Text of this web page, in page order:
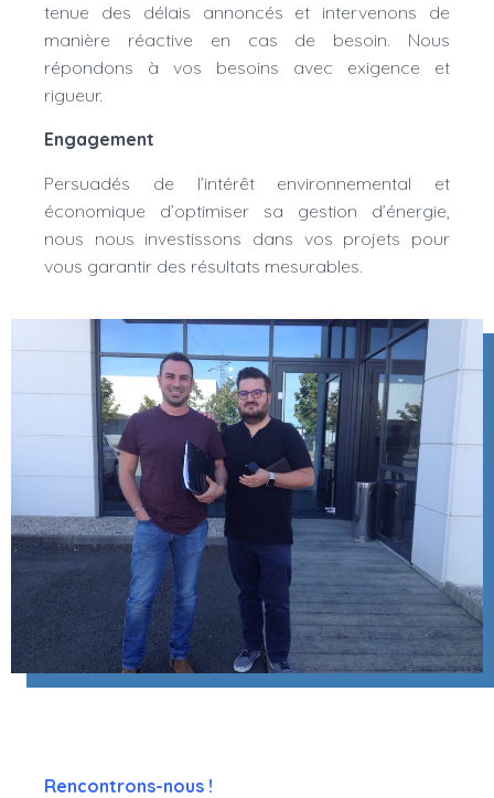
tenue des délais annoncés et intervenons de
manière réactive en cas de besoin. Nous
répondons à vos besoins avec exigence et
rigueur.
Engagement
Persuadés de l’intérêt environnemental et
économique d’optimiser sa gestion d’énergie,
nous nous investissons dans vos projets pour
vous garantir des résultats mesurables.
Rencontrons-nous !